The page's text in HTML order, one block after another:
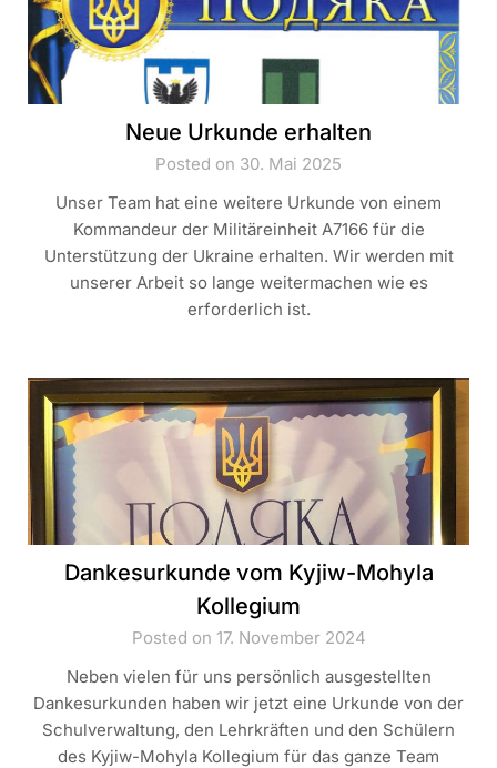
Neue Urkunde erhalten
Posted on 30. Mai 2025
Unser Team hat eine weitere Urkunde von einem
Kommandeur der Militäreinheit A7166 für die
Unterstützung der Ukraine erhalten. Wir werden mit
unserer Arbeit so lange weitermachen wie es
erforderlich ist.
Dankesurkunde vom Kyjiw-Mohyla
Kollegium
Posted on 17. November 2024
Neben vielen für uns persönlich ausgestellten
Dankesurkunden haben wir jetzt eine Urkunde von der
Schulverwaltung, den Lehrkräften und den Schülern
des Kyjiw-Mohyla Kollegium für das ganze Team